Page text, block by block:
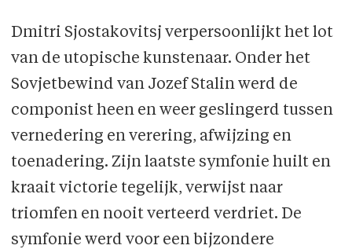
Dmitri Sjostakovitsj verpersoonlijkt het lot
van de utopische kunstenaar. Onder het
Sovjetbewind van Jozef Stalin werd de
componist heen en weer geslingerd tussen
vernedering en verering, afwijzing en
toenadering. Zijn laatste symfonie huilt en
kraait victorie tegelijk, verwijst naar
triomfen en nooit verteerd verdriet. De
symfonie werd voor een bijzondere